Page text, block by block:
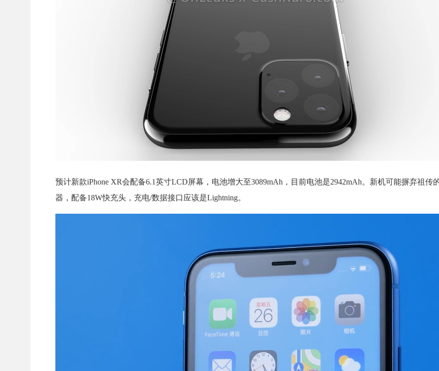
预计新款iPhone XR会配备6.1英寸LCD屏幕，电池增大至3089mAh，目前电池是2942mAh。新机可能摒弃祖传
器，配备18W快充头，充电/数据接口应该是Lightning。